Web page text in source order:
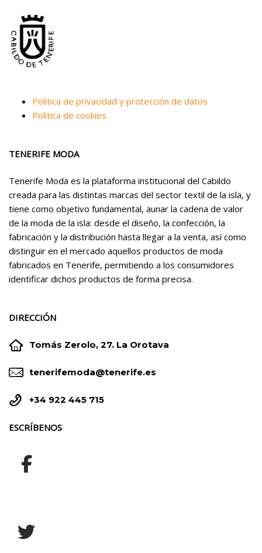
Política de privacidad y protección de datos
Política de cookies
TENERIFE MODA
Tenerife Moda es la plataforma institucional del Cabildo
creada para las distintas marcas del sector textil de la isla, y
tiene como objetivo fundamental, aunar la cadena de valor
de la moda de la isla: desde el diseño, la confección, la
fabricación y la distribución hasta llegar a la venta, así como
distinguir en el mercado aquellos productos de moda
fabricados en Tenerife, permitiendo a los consumidores
identificar dichos productos de forma precisa.
DIRECCIÓN

 Tomás Zerolo, 27. La Orotava

 tenerifemoda@tenerife.es

 +34 922 445 715
ESCRÍBENOS